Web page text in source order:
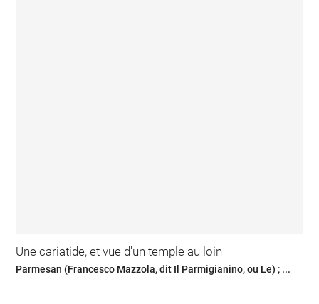
Une cariatide, et vue d'un temple au loin
Parmesan (Francesco Mazzola, dit Il Parmigianino, ou Le) ; ...